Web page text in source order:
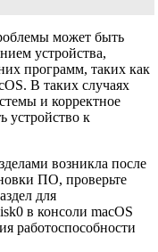
может быть
устройства,
программ, таких как
В таких случаях
и корректное
устройство к
возникла после
ПО, проверьте
для
в консоли macOS
работоспособности